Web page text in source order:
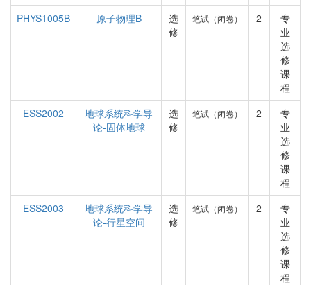
PHYS1005B
原子物理B
选
修
笔试（闭卷） 2
专
业
选
修
课
程
ESS2002
地球系统科学导
论-固体地球
选
修
笔试（闭卷） 2
专
业
选
修
课
程
ESS2003
地球系统科学导
论-行星空间
选
修
笔试（闭卷） 2
专
业
选
修
课
程